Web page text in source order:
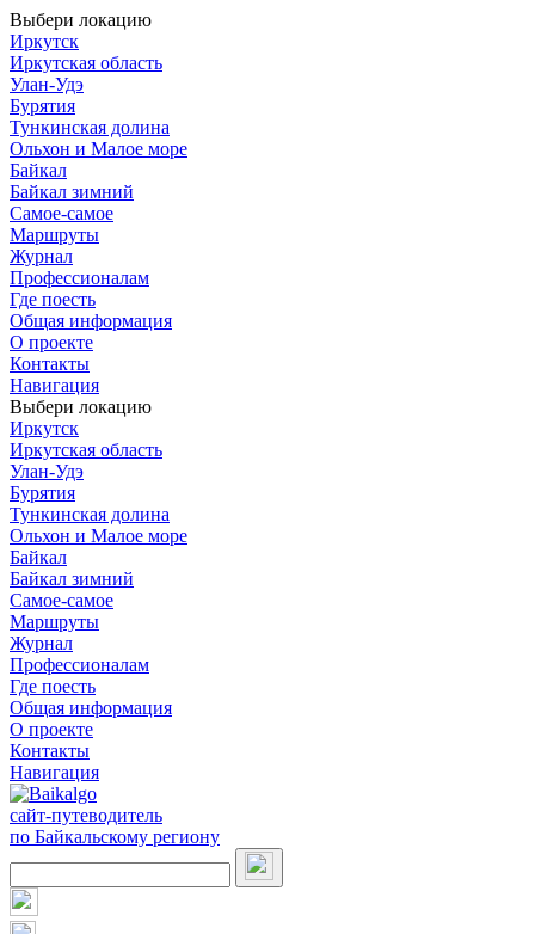
Выбери локацию
Иркутск
Иркутская область
Улан-Удэ
Бурятия
Тункинская долина
Ольхон и Малое море
Байкал
Байкал зимний
Самое-самое
Маршруты
Журнал
Профессионалам
Где поесть
Общая информация
О проекте
Контакты
Навигация
Выбери локацию
Иркутск
Иркутская область
Улан-Удэ
Бурятия
Тункинская долина
Ольхон и Малое море
Байкал
Байкал зимний
Самое-самое
Маршруты
Журнал
Профессионалам
Где поесть
Общая информация
О проекте
Контакты
Навигация
сайт-путеводитель
по Байкальскому региону